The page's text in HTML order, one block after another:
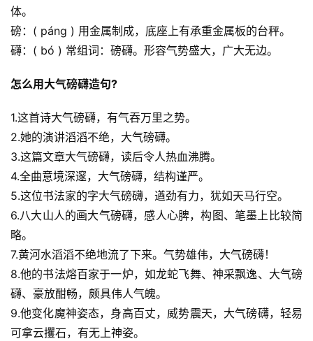
体。
磅：( páng ) 用金属制成，底座上有承重金属板的台秤。
礴：( bó ) 常组词：磅礴。形容气势盛大，广大无边。
怎么用大气磅礴造句?
1.这首诗大气磅礴，有气吞万里之势。
2.她的演讲滔滔不绝，大气磅礴。
3.这篇文章大气磅礴，读后令人热血沸腾。
4.全曲意境深邃，大气磅礴，结构谨严。
5.这位书法家的字大气磅礴，遒劲有力，犹如天马行空。
6.八大山人的画大气磅礴，感人心脾，构图、笔墨上比较简
略。
7.黄河水滔滔不绝地流了下来。气势雄伟，大气磅礴！
8.他的书法熔百家于一炉，如龙蛇飞舞、神采飘逸、大气磅
礴、豪放酣畅，颇具伟人气魄。
9.他变化魔神姿态，身高百丈，威势震天，大气磅礴，轻易
可拿云攫石，有无上神姿。